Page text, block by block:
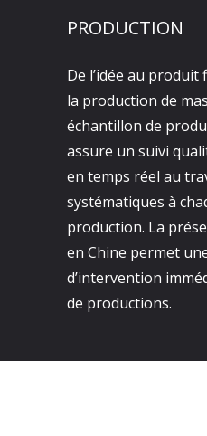
PRODUCTION
De l’idée au
la production de
échantillon de
assure un suivi
en temps réel au
systématiques à
production. La
en Chine permet
d’intervention
de productions.